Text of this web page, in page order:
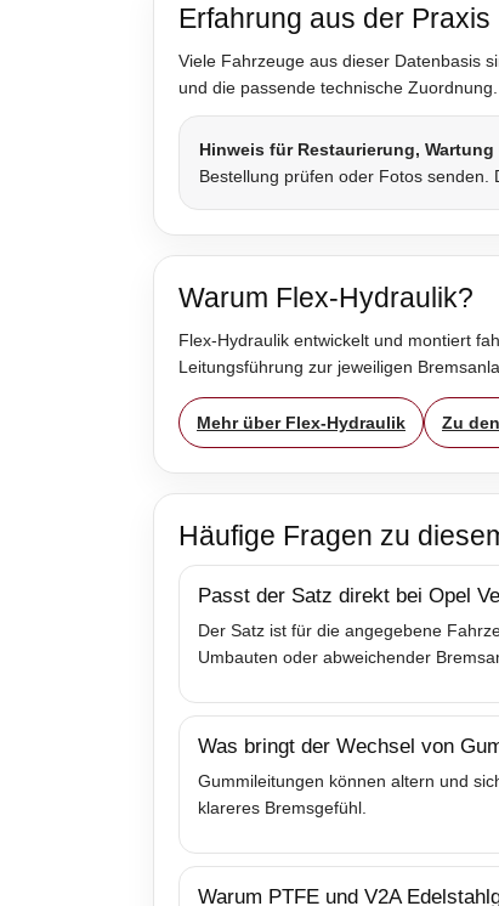
Erfahrung aus der Praxis
Viele Fahrzeuge aus dieser Datenbasis
und die passende technische
Hinweis für Restaurierung,
Bestellung prüfen oder Fotos senden.
Warum Flex-Hydraulik?
Flex-Hydraulik entwickelt und montiert
Leitungsführung zur jeweiligen
Mehr über Flex-Hydraulik Zu
Häufige Fragen zu
Passt der Satz direkt bei Opel
Der Satz ist für die angegebene
Umbauten oder abweichender
Was bringt der Wechsel von
Gummileitungen können altern und
klareres Bremsgefühl.
Warum PTFE und V2A